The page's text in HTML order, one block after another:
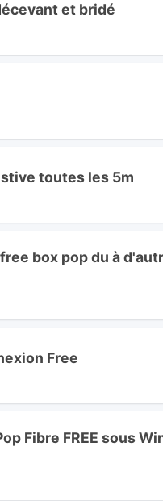
et bridé
toutes les 5m
box pop du à
Free
Fibre FREE sous